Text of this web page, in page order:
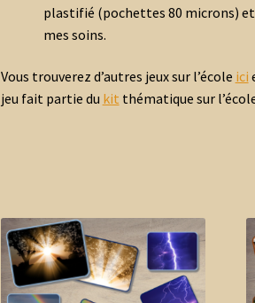
plastifié (pochettes 80 microns)
mes soins.
Vous trouverez d’autres jeux sur l’école ici
jeu fait partie du kit thématique sur